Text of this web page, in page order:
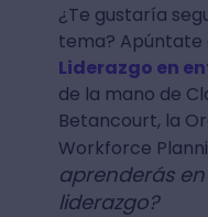
¿Te gustaría
tema? Apúntate
Liderazgo en
de la mano de
Betancourt, la
Workforce
aprenderás
liderazgo?